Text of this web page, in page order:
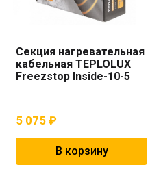
Секция нагревательная
кабельная TEPLOLUX
Freezstop Inside-10-5
5 075 ₽
В корзину